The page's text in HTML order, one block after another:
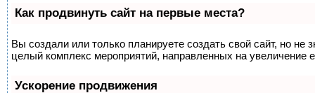
Как продвинуть сайт на первые места?
Вы создали или только планируете создать свой сайт, но не
целый комплекс мероприятий, направленных на увеличение
Ускорение продвижения